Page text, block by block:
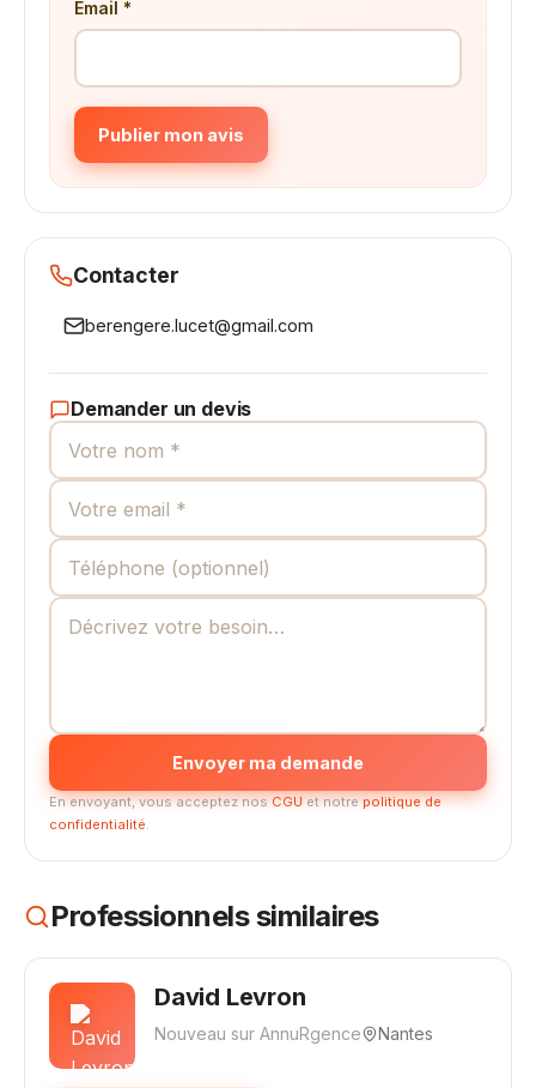
Email *
Publier mon avis
Contacter
berengere.lucet@gmail.com
Demander un devis
Envoyer ma demande
En envoyant, vous acceptez nosCGUet notrepolitique de
confidentialité.
Professionnels similaires
David Levron
Nouveau sur AnnuRgence Nantes